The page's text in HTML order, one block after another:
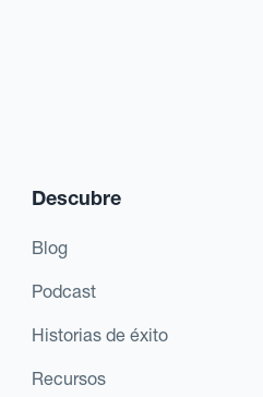
Descubre
Blog
Podcast
Historias de éxito
Recursos